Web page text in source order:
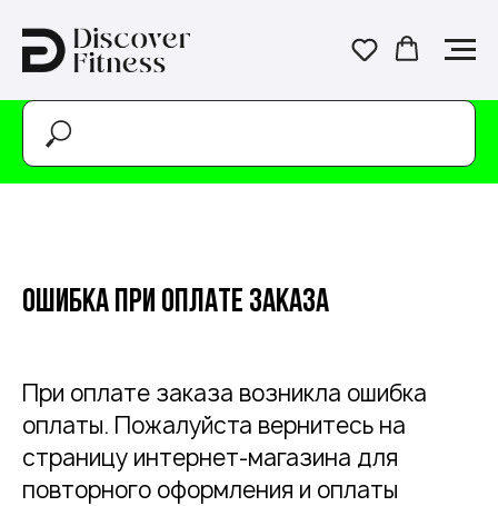
Ошибка при оплате заказа
При оплате заказа возникла ошибка
оплаты. Пожалуйста вернитесь на
страницу интернет-магазина для
повторного оформления и оплаты